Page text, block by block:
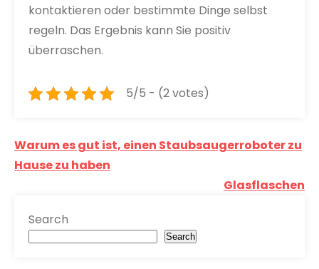
kontaktieren oder bestimmte Dinge selbst
regeln. Das Ergebnis kann Sie positiv
überraschen.
5/5 - (2 votes)
Post
navigation
Warum es gut ist, einen Staubsaugerroboter zu
Hause zu haben
Glasflaschen
Search
Search